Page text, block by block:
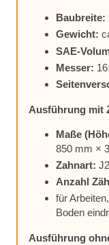
Bau­brei­te:
Ge­wicht:
SAE-
Mes­ser:
Aus­füh­rung mit
Maße
850 mm ×
Zahn­art:
An­zahl
für
Bo­den
Aus­füh­rung